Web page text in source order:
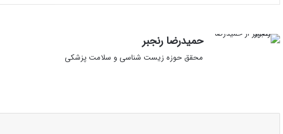
حمیدرضا رنجبر
محقق حوزه زیست شناسی و سلامت پزشکی